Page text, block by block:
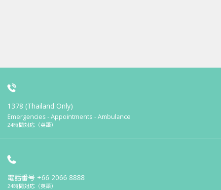
1378 (Thailand Only)
Emergencies - Appointments - Ambulance
24時間対応（英語）
電話番号 +66 2066 8888
24時間対応（英語）